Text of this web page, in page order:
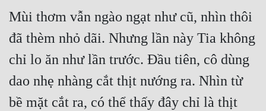
Vô Sỉ
Điềm Đạm
Mùi thơm vẫn ngào ngạt như cũ, nhìn thôi
đã thèm nhỏ dãi. Nhưng lần này Tia không
chỉ lo ăn như lần trước. Đầu tiên, cô dùng
dao nhẹ nhàng cắt thịt nướng ra. Nhìn từ
bề mặt cắt ra, có thể thấy đây chỉ là thịt